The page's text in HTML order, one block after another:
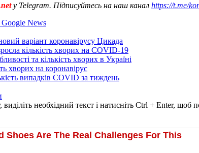
у Telegram. Підписуйтесь на наш канал https://t.me/
News
варіант коронавірусу Цикада
кількість хворих на COVID-19
та кількість хворих в Україні
хворих на коронавірус
випадків COVID за тиждень
необхідний текст і натисніть Ctrl + Enter, щоб